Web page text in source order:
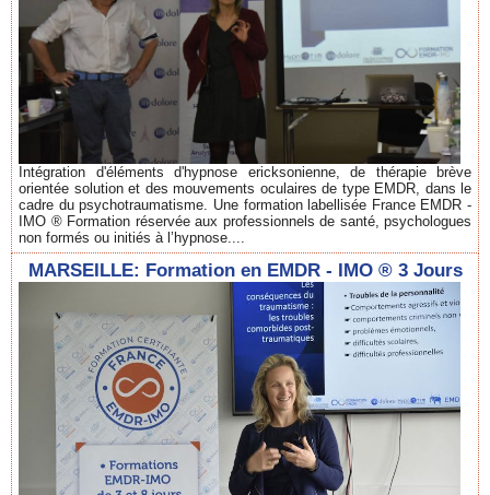
Intégration d'éléments d'hypnose ericksonienne, de thérapie brève
orientée solution et des mouvements oculaires de type EMDR, dans le
cadre du psychotraumatisme. Une formation labellisée France EMDR -
IMO ® Formation réservée aux professionnels de santé, psychologues
non formés ou initiés à l’hypnose....
MARSEILLE: Formation en EMDR - IMO ® 3 Jours